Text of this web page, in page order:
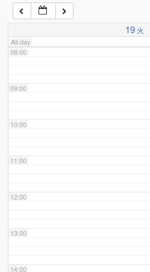
19 火
All-day
07:00
08:00
09:00
10:00
11:00
12:00
13:00
14:00